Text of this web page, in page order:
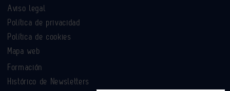
Aviso legal
Política de privacidad
Política de cookies
Mapa web
Formación
Histórico de Newsletters